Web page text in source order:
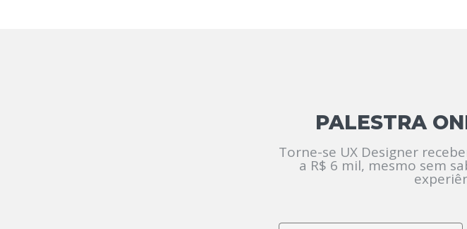
PALESTRA
Torne-se UX Designer
a R$ 6 mil, mesmo sem